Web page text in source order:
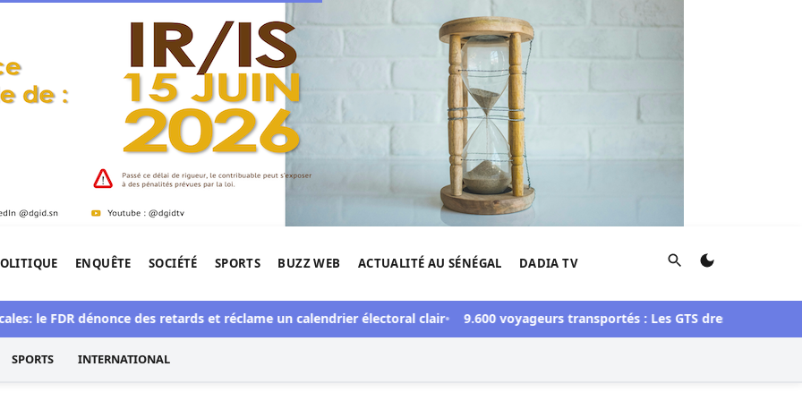
de l'Afrique.
ENQUÊTE SOCIÉTÉ SPORTS BUZZ WEB ACTUALITÉ AU SÉNÉGAL DADIA TV Rechercher
FDR dénonce des retards et réclame un calendrier électoral clair 9.600 voyageurs transportés : Les GTS dressent un bilan
SPORTS INTERNATIONAL